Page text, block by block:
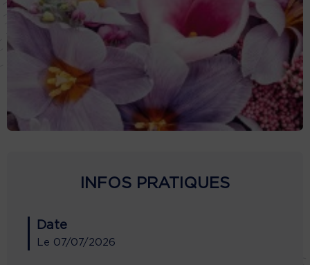
INFOS PRATIQUES
Date
Le 07/07/2026